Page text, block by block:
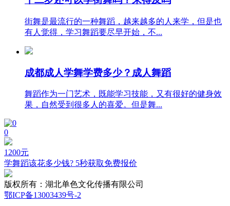
街舞是最流行的一种舞蹈，越来越多的人来学，但是也
有人觉得，学习舞蹈要尽早开始，不...
成都成人学舞学费多少？成人舞蹈
舞蹈作为一门艺术，既能学习技能，又有很好的健身效
果，自然受到很多人的喜爱。但是舞...
0
1200元
学舞蹈该花多少钱? 5秒获取免费报价
版权所有： 湖北单色文化传播有限公司
鄂ICP备13003439号-2